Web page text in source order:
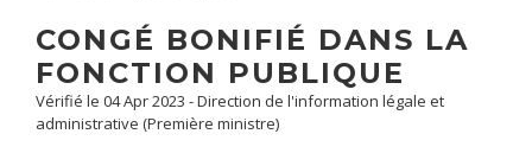
CONGÉ BONIFIÉ DANS LA
FONCTION PUBLIQUE
Vérifié le 04 Apr 2023 - Direction de l'information légale et
administrative (Première ministre)